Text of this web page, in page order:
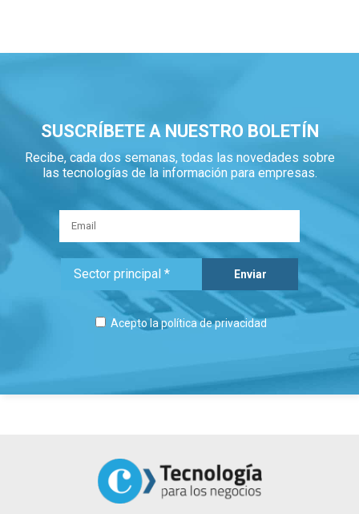
SUSCRÍBETE A NUESTRO BOLETÍN
Recibe, cada dos semanas, todas las novedades sobre
las tecnologías de la información para empresas.
Acepto lapolítica de privacidad